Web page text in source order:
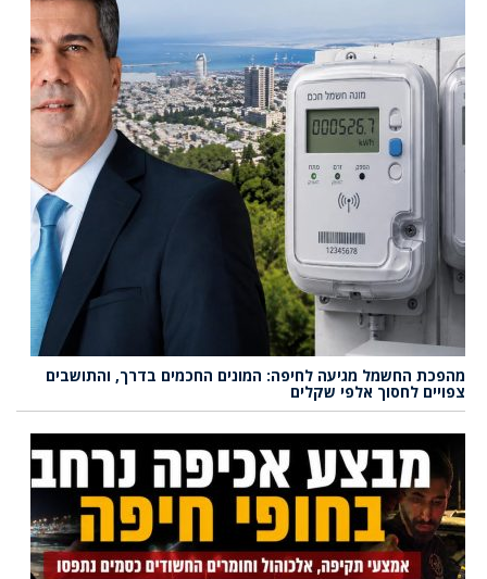
מהפכת החשמל מגיעה לחיפה: המונים החכמים בדרך, והתושבים
צפויים לחסוך אלפי שקלים